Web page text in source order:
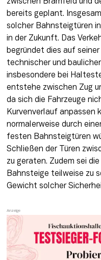
zwischen Bramfeld und
bereits geplant.
solcher Bahnsteigtüren
in der Zukunft. Das
begründet dies auf
technischer und
insbesondere bei
entstehe zwischen Zug
da sich die Fahrzeuge
Kurvenverlauf anpassen
normalerweise durch
festen Bahnsteigtüren
Schließen der Türen
zu geraten. Zudem sei
Bahnsteige teilweise zu
Gewicht solcher